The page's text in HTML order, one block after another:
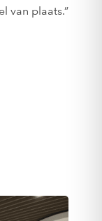
van plaats.”